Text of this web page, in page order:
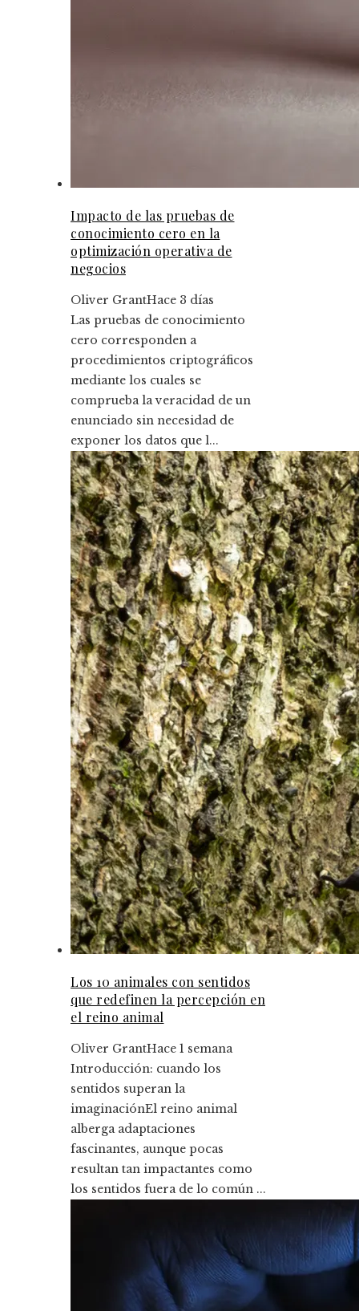
Impacto de las pruebas de
conocimiento cero en la
optimización operativa de
negocios
Oliver GrantHace 3 días
Las pruebas de conocimiento
cero corresponden a
procedimientos criptográficos
mediante los cuales se
comprueba la veracidad de un
enunciado sin necesidad de
exponer los datos que l...
Los 10 animales con sentidos
que redefinen la percepción en
el reino animal
Oliver GrantHace 1 semana
Introducción: cuando los
sentidos superan la
imaginaciónEl reino animal
alberga adaptaciones
fascinantes, aunque pocas
resultan tan impactantes como
los sentidos fuera de lo común ...